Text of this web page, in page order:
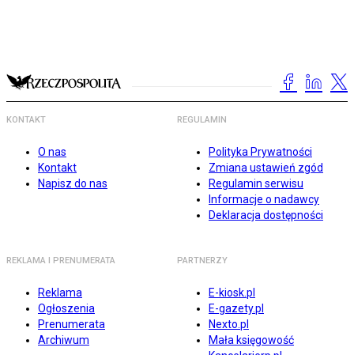
KONTAKT
O nas
Kontakt
Napisz do nas
REGULAMIN
Polityka Prywatności
Zmiana ustawień zgód
Regulamin serwisu
Informacje o nadawcy
Deklaracja dostępności
REKLAMA I PRENUMERATA
Reklama
Ogłoszenia
Prenumerata
Archiwum
PARTNERZY
E-kiosk.pl
E-gazety.pl
Nexto.pl
Mała księgowość